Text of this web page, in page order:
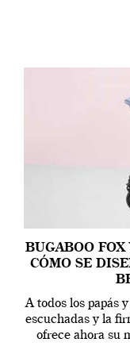
BUGABOO
CÓMO SE
A todos los papás
escuchadas y la
ofrece ahora su